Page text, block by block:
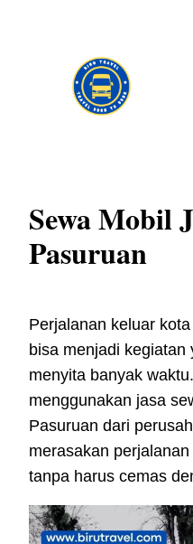
Sewa Mobil
Pasuruan
Perjalanan keluar
bisa menjadi kegiatan
menyita banyak
menggunakan jasa
Pasuruan dari
merasakan
tanpa harus cemas